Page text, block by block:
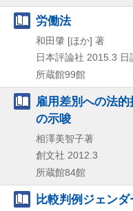
労働法
和田肇 [ほか] 著
日本評論社 2015.3 日
所蔵館99館
雇用差別への法
の示唆
相澤美智子著
創文社 2012.3
所蔵館84館
比較判例ジェンダ